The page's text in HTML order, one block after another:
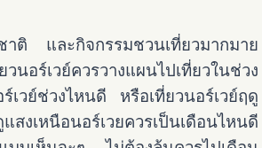
ชาติ และกิจกรรมชวนเที่ยวมากมาย
นอร์เวย์ควรวางแผนไปเที่ยวในช่วง
เวย์ช่วงไหนดี หรือเที่ยวนอร์เวย์ฤดู
เหนือนอร์เวยควรเป็นเดือนไหนดี